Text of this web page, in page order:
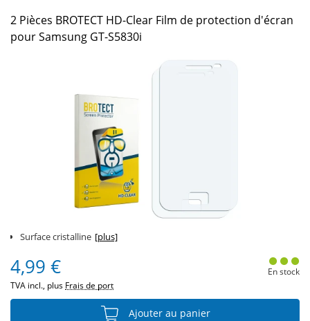
2 Pièces BROTECT HD-Clear Film de protection d'écran
pour Samsung GT-S5830i
Surface cristalline [plus]
4,99 €
TVA incl., plus Frais de port
En stock
Ajouter au panier